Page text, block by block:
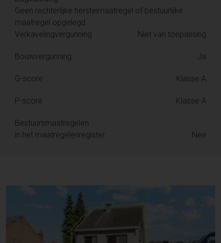
Geen rechterlijke herstelmaatregel of bestuurlijke
maatregel opgelegd
Verkavelingvergunning
Niet van toepassing
Bouwvergunning Ja
G-score Klasse A
P-score Klasse A
Bestuursmaatregelen
in het maatregelenregister
Nee